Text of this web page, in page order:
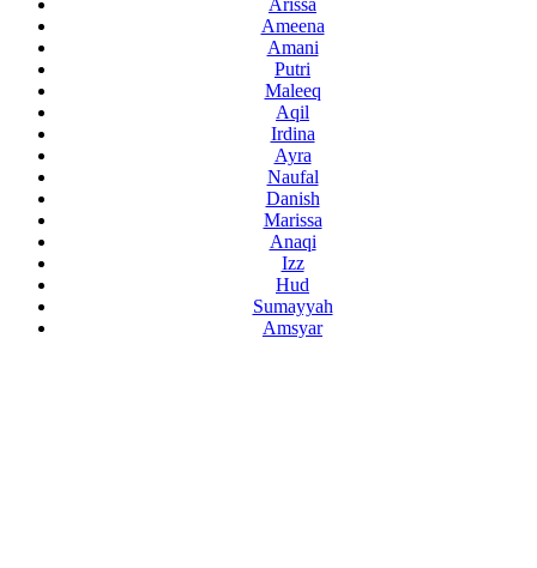
Arissa
Ameena
Amani
Putri
Maleeq
Aqil
Irdina
Ayra
Naufal
Danish
Marissa
Anaqi
Izz
Hud
Sumayyah
Amsyar